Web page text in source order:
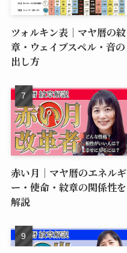
ツォルキン表｜マヤ暦の紋
章・ウェイブスペル・音の
出し方
赤い月｜マヤ暦のエネルギ
ー・使命・紋章の関係性を
解説